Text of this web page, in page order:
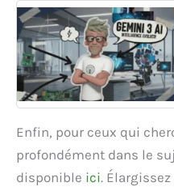
Enfin, pour ceux qui
profondément dans le
disponible ici. Élargissez